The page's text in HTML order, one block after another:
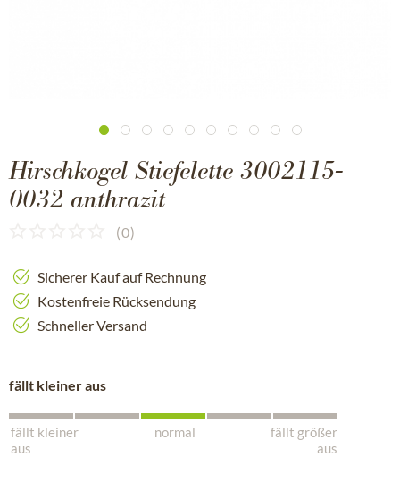
Hirschkogel Stiefelette 3002115-
0032 anthrazit
(0)
Sicherer Kauf auf Rechnung
Kostenfreie Rücksendung
Schneller Versand
fällt kleiner aus
fällt kleiner
aus
normal
fällt größer
aus